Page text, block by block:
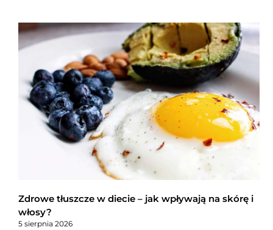
Zdrowe tłuszcze w diecie – jak wpływają na skórę i
włosy?
5 sierpnia 2026